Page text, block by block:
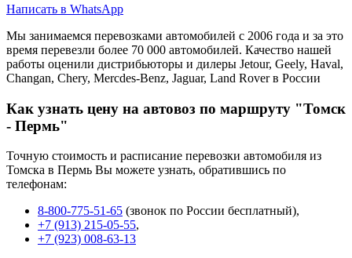
Написать в WhatsApp
Мы занимаемся перевозками автомобилей с 2006 года и за это
время перевезли более 70 000 автомобилей. Качество нашей
работы оценили дистрибьюторы и дилеры Jetour, Geely, Haval,
Changan, Chery, Mercdes-Benz, Jaguar, Land Rover в России
Как узнать цену на автовоз по маршруту "Томск
- Пермь"
Точную стоимость и расписание перевозки автомобиля из
Томска в Пермь Вы можете узнать, обратившись по
телефонам:
8-800-775-51-65 (звонок по России бесплатный),
+7 (913) 215-05-55,
+7 (923) 008-63-13